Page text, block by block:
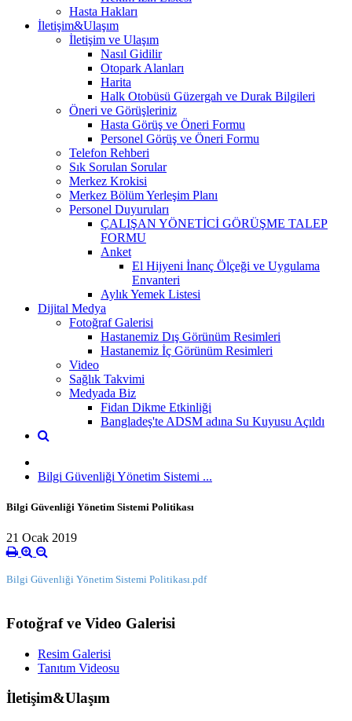
Hasta Hakları
İletişim&Ulaşım
İletişim ve Ulaşım
Nasıl Gidilir
Otopark Alanları
Harita
Halk Otobüsü Güzergah ve Durak Bilgileri
Öneri ve Görüşleriniz
Hasta Görüş ve Öneri Formu
Personel Görüş ve Öneri Formu
Telefon Rehberi
Sık Sorulan Sorular
Merkez Krokisi
Merkez Bölüm Yerleşim Planı
Personel Duyuruları
ÇALIŞAN YÖNETİCİ GÖRÜŞME TALEP
FORMU
Anket
El Hijyeni İnanç Ölçeği ve Uygulama
Envanteri
Aylık Yemek Listesi
Dijital Medya
Fotoğraf Galerisi
Hastanemiz Dış Görünüm Resimleri
Hastanemiz İç Görünüm Resimleri
Video
Sağlık Takvimi
Medyada Biz
Fidan Dikme Etkinliği
Bangladeş'te ADSM adına Su Kuyusu Açıldı
Bilgi Güvenliği Yönetim Sistemi ...
Bilgi Güvenliği Yönetim Sistemi Politikası
21 Ocak 2019
Bilgi Güvenliği Yönetim Sistemi Politikası.pdf
Fotoğraf ve Video Galerisi
Resim Galerisi
Tanıtım Videosu
İletişim&Ulaşım